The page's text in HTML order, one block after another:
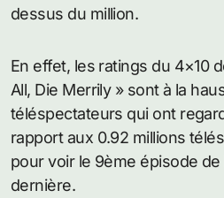
dessus du million.
En effet, les ratings du 4×10
All, Die Merrily » sont à la
téléspectateurs qui ont
rapport aux 0.92 millions
pour voir le 9ème épisode
dernière.